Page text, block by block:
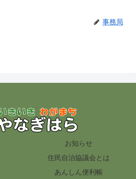
事務局
お知らせ
住民自治協議会とは
あんしん便利帳